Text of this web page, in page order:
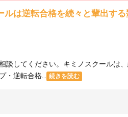
は逆転合格を続々と輩出する
談してください。キミノスクール
逆転合格...
続きを読む